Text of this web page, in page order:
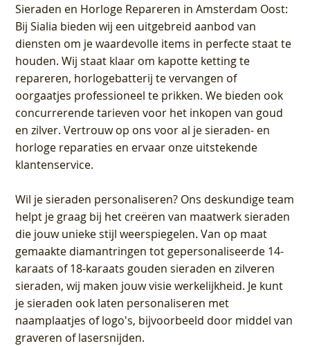
Sieraden en Horloge Repareren in Amsterdam Oost:
Bij Sialia bieden wij een uitgebreid aanbod van
diensten om je waardevolle items in perfecte staat te
houden. Wij staat klaar om kapotte ketting te
repareren, horlogebatterij te vervangen of
oorgaatjes professioneel te prikken. We bieden ook
concurrerende tarieven voor het inkopen van goud
en zilver. Vertrouw op ons voor al je sieraden- en
horloge reparaties en ervaar onze uitstekende
klantenservice.
Wil je sieraden personaliseren? Ons deskundige team
helpt je graag bij het creëren van maatwerk sieraden
die jouw unieke stijl weerspiegelen. Van op maat
gemaakte diamantringen tot gepersonaliseerde 14-
karaats of 18-karaats gouden sieraden en zilveren
sieraden, wij maken jouw visie werkelijkheid. Je kunt
je sieraden ook laten personaliseren met
naamplaatjes of logo's, bijvoorbeeld door middel van
graveren of lasersnijden.